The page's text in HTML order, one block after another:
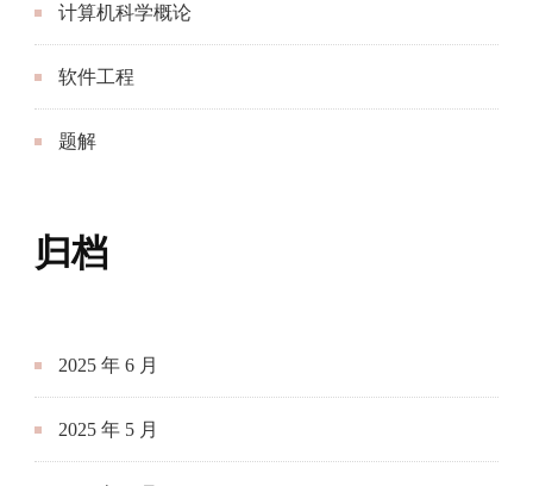
计算机科学概论
软件工程
题解
归档
2025 年 6 月
2025 年 5 月